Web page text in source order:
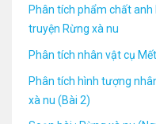
Phân tích phẩm chất
truyện Rừng xà nu
Phân tích nhân vật cụ
Phân tích hình tượng
xà nu (Bài 2)